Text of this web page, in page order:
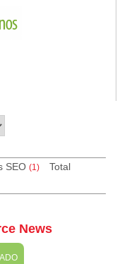
SEO (1 )
Total
News